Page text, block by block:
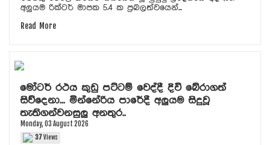
අලුයම රික්ටර් මාපක 5.4 ක ප්‍රබලත්වයෙන්...
Read More
මෝටර් රථය කුඩු පට්ටම් වෙද්දී දිවි බේරාගත්
සිව්දෙනා... මින්නේරිය පාරේදී අලුයම සිදුවූ
තැතිගන්වනසුලු අනතුර..
Monday, 03 August 2026
37 Views